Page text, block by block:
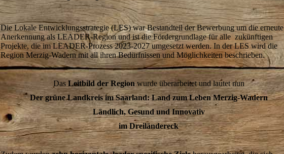
Die Lokale Entwicklungsstrategie (LES) war Bestandteil der Bewerbung um die erneute
Anerkennung als LEADER-Region und ist die Fördergrundlage für alle zukünftigen
Projekte, die im LEADER-Prozess 2023-2027 umgesetzt werden. In der LES wird die
Region Merzig-Wadern mit all ihren Bedürfnissen und Möglichkeiten beschrieben.
Das Leitbild der Regionwurde überarbeitet und lautet nun
Der grüne Landkreis im Saarland: Land zum Leben Merzig-Wadern
Ländlich, Gesund und Innovativ
im Dreiländereck